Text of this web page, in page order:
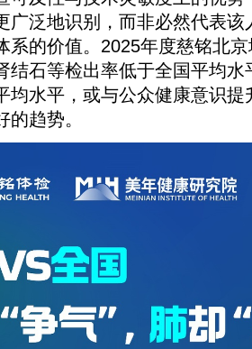
广泛地识别，而非必然代表
系的价值。2025年度慈铭北
结石等检出率低于全国平均
均水平，或与公众健康意识
趋势。